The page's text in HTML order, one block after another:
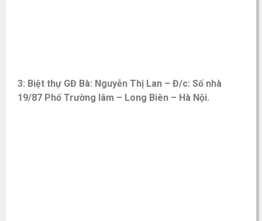
3: Biệt thự GĐ Bà: Nguyễn Thị Lan – Đ/c: Số nhà
19/87 Phố Trường lâm – Long Biên – Hà Nội.